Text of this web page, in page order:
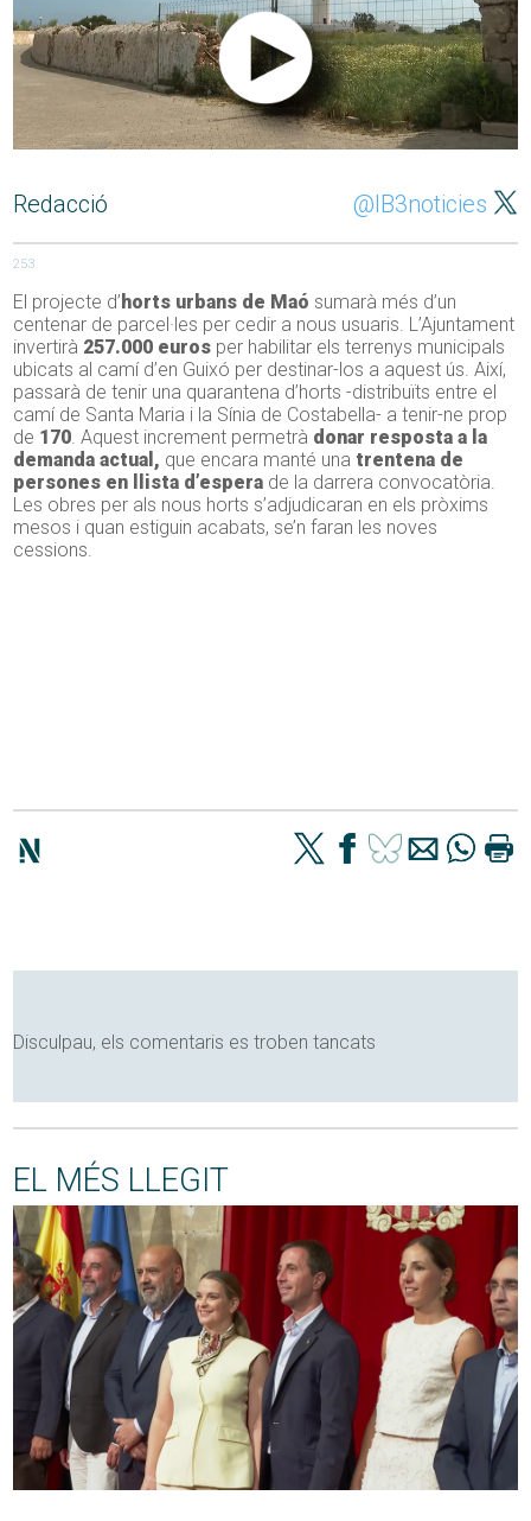
Redacció @IB3noticies
253
El projecte d’ horts urbans de Maó sumarà més d’un
centenar de parcel·les per cedir a nous usuaris. L’Ajuntament
invertirà 257.000 euros per habilitar els terrenys municipals
ubicats al camí d’en Guixó per destinar-los a aquest ús. Així,
passarà de tenir una quarantena d’horts -distribuïts entre el
camí de Santa Maria i la Sínia de Costabella- a tenir-ne prop
de 170. Aquest increment permetrà donar resposta a la
demanda actual, que encara manté una trentena de
persones en llista d’espera de la darrera convocatòria.
Les obres per als nous horts s’adjudicaran en els pròxims
mesos i quan estiguin acabats, se’n faran les noves
cessions.
Disculpau, els comentaris es troben tancats
EL MÉS LLEGIT